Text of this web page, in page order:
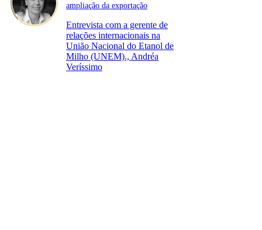
ampliação da exportação
Entrevista com a gerente de
relações internacionais na
União Nacional do Etanol de
Milho (UNEM)., Andréa
Veríssimo